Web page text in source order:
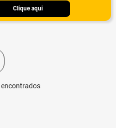
Clique aqui